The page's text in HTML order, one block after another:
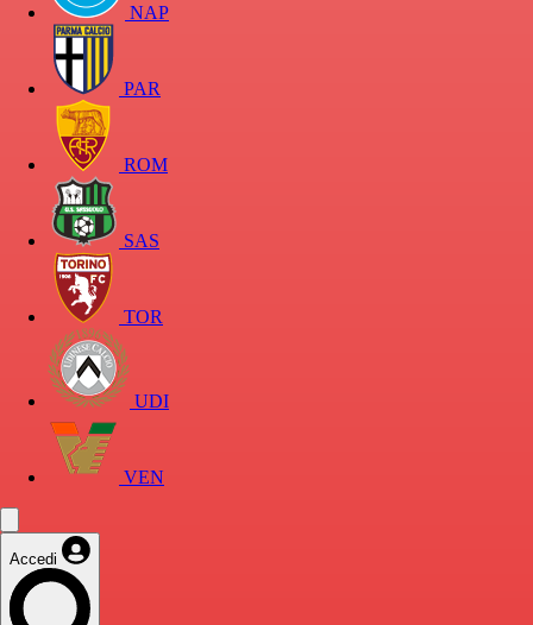
NAP
PAR
ROM
SAS
TOR
UDI
VEN
Accedi